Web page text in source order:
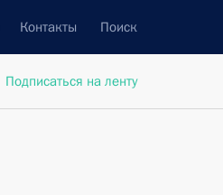
Контакты Поиск
Подписаться на ленту